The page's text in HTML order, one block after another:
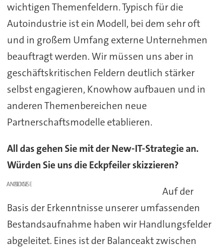
wichtigen Themenfeldern. Typisch für die
Autoindustrie ist ein Modell, bei dem sehr oft
und in großem Umfang externe Unternehmen
beauftragt werden. Wir müssen uns aber in
geschäftskritischen Feldern deutlich stärker
selbst engagieren, Knowhow aufbauen und in
anderen Themenbereichen neue
Partnerschaftsmodelle etablieren.
All das gehen Sie mit der New-IT-Strategie an.
Würden Sie uns die Eckpfeiler skizzieren?
ANZEIGE
Auf der
Basis der Erkenntnisse unserer umfassenden
Bestandsaufnahme haben wir Handlungsfelder
abgeleitet. Eines ist der Balanceakt zwischen